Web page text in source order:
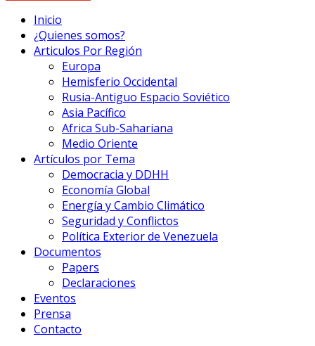
Inicio
¿Quienes somos?
Articulos Por Región
Europa
Hemisferio Occidental
Rusia-Antiguo Espacio Soviético
Asia Pacífico
Africa Sub-Sahariana
Medio Oriente
Artículos por Tema
Democracia y DDHH
Economía Global
Energía y Cambio Climático
Seguridad y Conflictos
Política Exterior de Venezuela
Documentos
Papers
Declaraciones
Eventos
Prensa
Contacto